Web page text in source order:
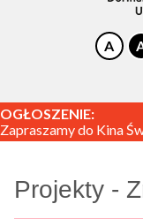
OGŁOSZENIE:
Zapraszamy do Kina
Projekty -